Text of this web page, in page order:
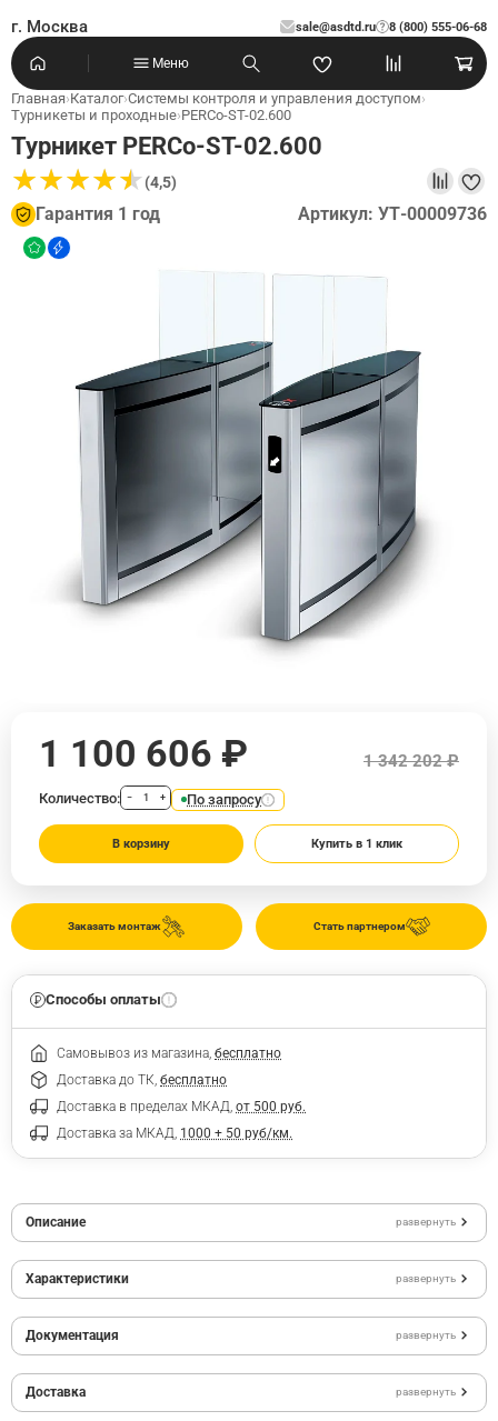
г. Москва sale@asdtd.ru 8 (800) 555-06-68
?
Меню
Главная›Каталог›Системы контроля и управления доступом›
Турникеты и проходные›PERCo-ST-02.600
Турникет PERCo-ST-02.600
★★★★★
★★★★★(4,5)
Гарантия 1 год Артикул: УТ-00009736
Стать партнером
Заказать монтаж
1 100 606 ₽ 1 342 202 ₽
Количество: − + По запросу
В корзину Купить в 1 клик
Способы оплаты
Самовывоз из магазина, бесплатно
Доставка до ТК, бесплатно
Доставка в пределах МКАД, от 500 руб.
Доставка за МКАД, 1000 + 50 руб/км.
Описание развернуть
Характеристики развернуть
Документация развернуть
Доставка развернуть